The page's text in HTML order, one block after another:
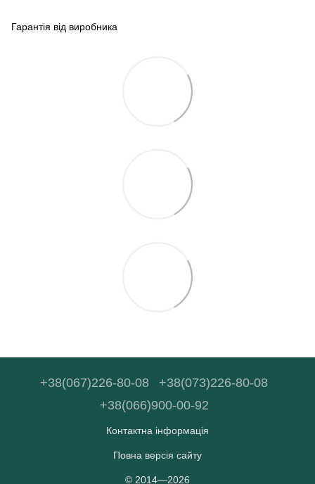
Гарантія від виробника
+38(067)226-80-08
+38(073)226-80-08
+38(066)900-00-92
Контактна інформація
Повна версія сайту
© 2014—2026